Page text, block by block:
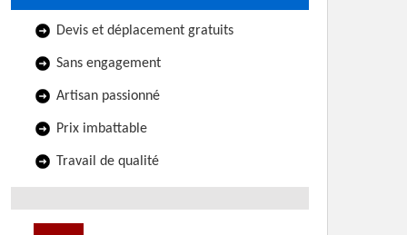
Devis et déplacement gratuits
Sans engagement
Artisan passionné
Prix imbattable
Travail de qualité